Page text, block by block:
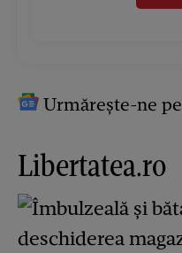
Urmărește-ne pe
Libertatea.ro